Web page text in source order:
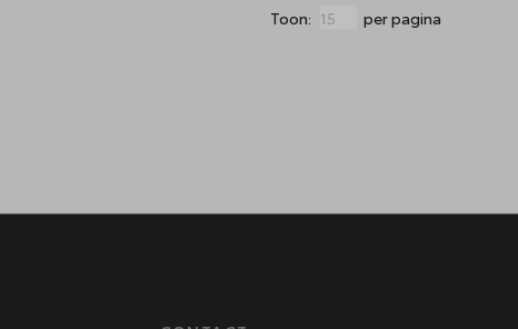
Toon: per pagina